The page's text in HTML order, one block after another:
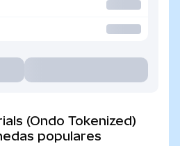
(Ondo Tokenized)
populares